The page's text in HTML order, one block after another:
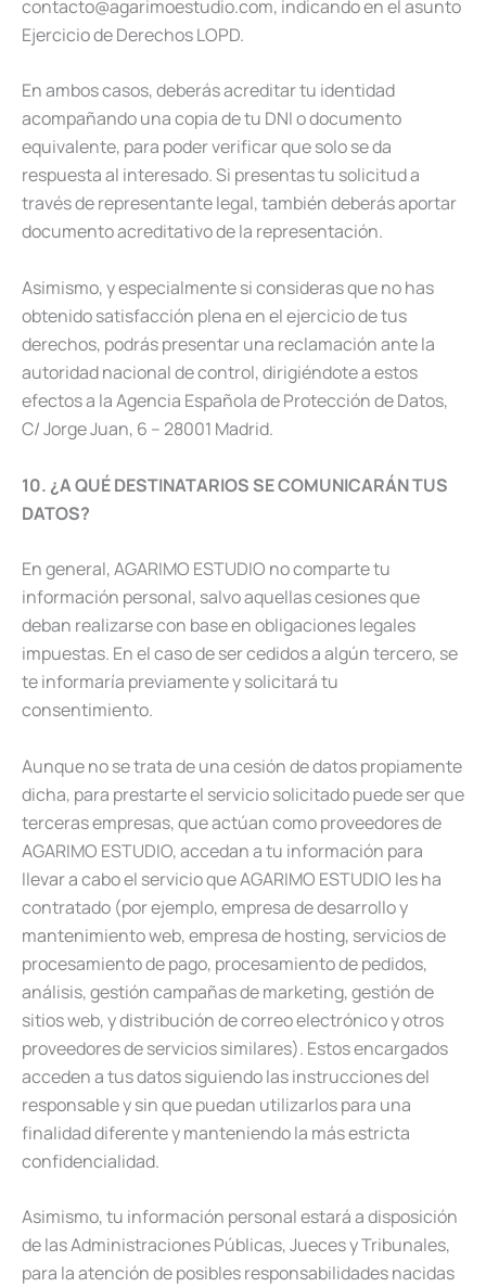
contacto@agarimoestudio.com, indicando en el asunto
Ejercicio de Derechos LOPD.
En ambos casos, deberás acreditar tu identidad
acompañando una copia de tu DNI o documento
equivalente, para poder verificar que solo se da
respuesta al interesado. Si presentas tu solicitud a
través de representante legal, también deberás aportar
documento acreditativo de la representación.
Asimismo, y especialmente si consideras que no has
obtenido satisfacción plena en el ejercicio de tus
derechos, podrás presentar una reclamación ante la
autoridad nacional de control, dirigiéndote a estos
efectos a la Agencia Española de Protección de Datos,
C/ Jorge Juan, 6 – 28001 Madrid.
10. ¿A QUÉ DESTINATARIOS SE COMUNICARÁN TUS
DATOS?
En general, AGARIMO ESTUDIO no comparte tu
información personal, salvo aquellas cesiones que
deban realizarse con base en obligaciones legales
impuestas. En el caso de ser cedidos a algún tercero, se
te informaría previamente y solicitará tu
consentimiento.
Aunque no se trata de una cesión de datos propiamente
dicha, para prestarte el servicio solicitado puede ser que
terceras empresas, que actúan como proveedores de
AGARIMO ESTUDIO, accedan a tu información para
llevar a cabo el servicio que AGARIMO ESTUDIO les ha
contratado (por ejemplo, empresa de desarrollo y
mantenimiento web, empresa de hosting, servicios de
procesamiento de pago, procesamiento de pedidos,
análisis, gestión campañas de marketing, gestión de
sitios web, y distribución de correo electrónico y otros
proveedores de servicios similares). Estos encargados
acceden a tus datos siguiendo las instrucciones del
responsable y sin que puedan utilizarlos para una
finalidad diferente y manteniendo la más estricta
confidencialidad.
Asimismo, tu información personal estará a disposición
de las Administraciones Públicas, Jueces y Tribunales,
para la atención de posibles responsabilidades nacidas